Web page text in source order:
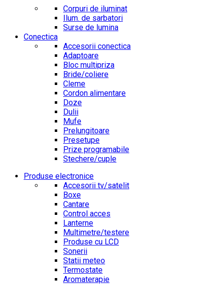
Corpuri de iluminat
Ilum. de sarbatori
Surse de lumina
Conectica
Accesorii conectica
Adaptoare
Bloc multipriza
Bride/coliere
Cleme
Cordon alimentare
Doze
Dulii
Mufe
Prelungitoare
Presetupe
Prize programabile
Stechere/cuple
Produse electronice
Accesorii tv/satelit
Boxe
Cantare
Control acces
Lanterne
Multimetre/testere
Produse cu LCD
Sonerii
Statii meteo
Termostate
Aromaterapie